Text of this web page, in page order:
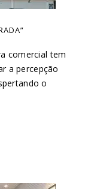
comercial tem
a percepção
o